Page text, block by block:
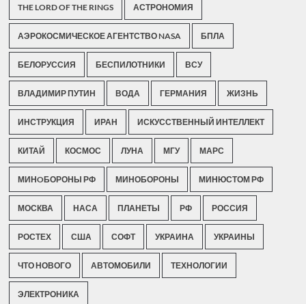
THE LORD OF THE RINGS АСТРОНОМИЯ
АЭРОКОСМИЧЕСКОЕ АГЕНТСТВО NASA БПЛА
БЕЛОРУССИЯ БЕСПИЛОТНИКИ ВСУ
ВЛАДИМИР ПУТИН ВОДА ГЕРМАНИЯ ЖИЗНЬ
ИНСТРУКЦИЯ ИРАН ИСКУССТВЕННЫЙ ИНТЕЛЛЕКТ
КИТАЙ КОСМОС ЛУНА МГУ МАРС
МИНOБОРОНЫ РФ МИНОБОРОНЫ МИНЮСТОМ РФ
МОСКВА НАСА ПЛАНЕТЫ РФ РОССИЯ
РОСТЕХ США СОФТ УКРАИНА УКРАИНЫ
ЧТО НОВОГО АВТОМОБИЛИ ТЕХНОЛОГИИ
ЭЛЕКТРОНИКА